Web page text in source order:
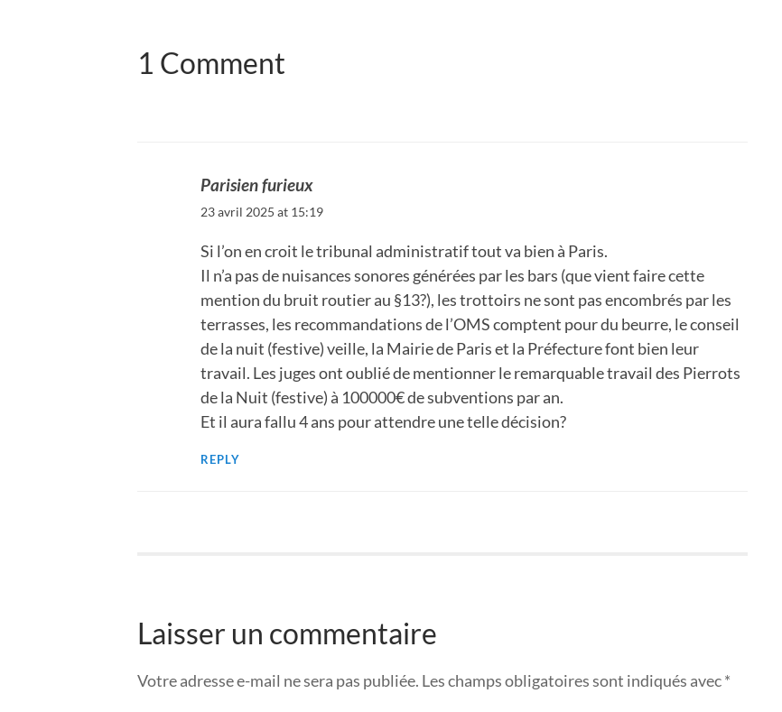
1 Comment
Parisien furieux
23 avril 2025 at 15:19
Si l’on en croit le tribunal administratif tout va bien à Paris.
Il n’a pas de nuisances sonores générées par les bars (que vient faire cette
mention du bruit routier au §13?), les trottoirs ne sont pas encombrés par les
terrasses, les recommandations de l’OMS comptent pour du beurre, le conseil
de la nuit (festive) veille, la Mairie de Paris et la Préfecture font bien leur
travail. Les juges ont oublié de mentionner le remarquable travail des Pierrots
de la Nuit (festive) à 100000€ de subventions par an.
Et il aura fallu 4 ans pour attendre une telle décision?
REPLY
Laisser un commentaire
Votre adresse e-mail ne sera pas publiée. Les champs obligatoires sont indiqués avec*